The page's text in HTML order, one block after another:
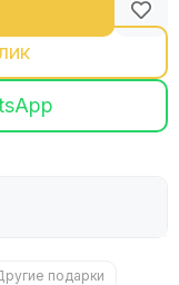
подарки